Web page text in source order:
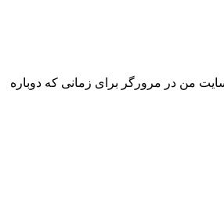
من در مرورگر برای زمانی که دوباره